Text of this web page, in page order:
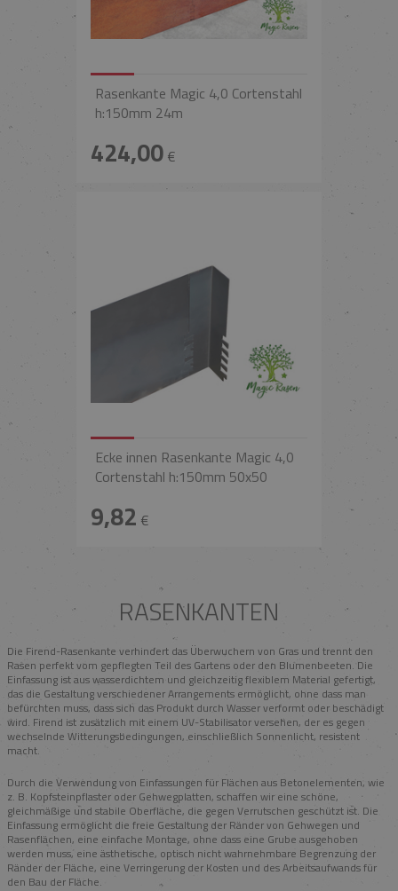
Rasenkante Magic 4,0 Cortenstahl
h:150mm 24m
424,00€
Ecke innen Rasenkante Magic 4,0
Cortenstahl h:150mm 50x50
9,82 €
RASENKANTEN
Die Firend-Rasenkante verhindert das Überwuchern von Gras und trennt den
Rasen perfekt vom gepflegten Teil des Gartens oder den Blumenbeeten. Die
Einfassung ist aus wasserdichtem und gleichzeitig flexiblem Material gefertigt,
das die Gestaltung verschiedener Arrangements ermöglicht, ohne dass man
befürchten muss, dass sich das Produkt durch Wasser verformt oder beschädigt
wird. Firend ist zusätzlich mit einem UV-Stabilisator versehen, der es gegen
wechselnde Witterungsbedingungen, einschließlich Sonnenlicht, resistent
macht.
Durch die Verwendung von Einfassungen für Flächen aus Betonelementen, wie
z. B. Kopfsteinpflaster oder Gehwegplatten, schaffen wir eine schöne,
gleichmäßige und stabile Oberfläche, die gegen Verrutschen geschützt ist. Die
Einfassung ermöglicht die freie Gestaltung der Ränder von Gehwegen und
Rasenflächen, eine einfache Montage, ohne dass eine Grube ausgehoben
werden muss, eine ästhetische, optisch nicht wahrnehmbare Begrenzung der
Ränder der Fläche, eine Verringerung der Kosten und des Arbeitsaufwands für
den Bau der Fläche.